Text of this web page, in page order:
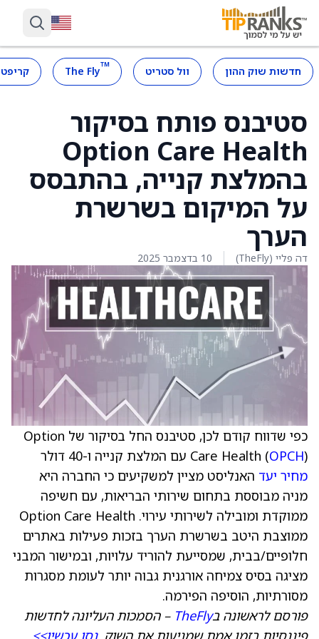
חדשות שוק ההון וול סטריט ™
The Fly
סטיבנס פותח בסיקור
Option Care Health
בהמלצת קנייה, בהתבסס
על המיקום בשרשרת
הערך
דה פליי (TheFly) 10 בדצמבר 2025
כפי שדווח קודם לכן, סטיבנס החל בסיקור של Option
Care Health (OPCH) עם המלצת קנייה ו-40 דולר
מחיר יעד האנליסט מציין למשקיעים כי החברה היא
מניה מבוססת בתחום שירותי הבריאות, עם חשיפה
ממוקדת ומובילה לשירותי עירוי. Option Care Health
ממוצבת היטב בשרשרת הערך בזכות פעילות באתרים
חלופיים/בבית, שמסייעת להוריד עלויות, ובמישור המבני
מציגה בסיס צמיחה אורגנית גבוה יותר לעומת מסגרות
מסורתיות, הוסיפה הפירמה.
פורסם לראשונה בTheFly – הסמכות העליונה לחדשות
פיננסיות בזמן אמת שמניעות את השוק.נסו עכשיו>>